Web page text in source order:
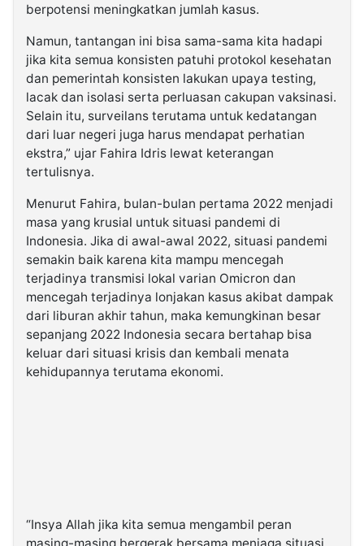
berpotensi meningkatkan jumlah kasus.
Namun, tantangan ini bisa sama-sama kita hadapi
jika kita semua konsisten patuhi protokol kesehatan
dan pemerintah konsisten lakukan upaya testing,
lacak dan isolasi serta perluasan cakupan vaksinasi.
Selain itu, surveilans terutama untuk kedatangan
dari luar negeri juga harus mendapat perhatian
ekstra,” ujar Fahira Idris lewat keterangan
tertulisnya.
Menurut Fahira, bulan-bulan pertama 2022 menjadi
masa yang krusial untuk situasi pandemi di
Indonesia. Jika di awal-awal 2022, situasi pandemi
semakin baik karena kita mampu mencegah
terjadinya transmisi lokal varian Omicron dan
mencegah terjadinya lonjakan kasus akibat dampak
dari liburan akhir tahun, maka kemungkinan besar
sepanjang 2022 Indonesia secara bertahap bisa
keluar dari situasi krisis dan kembali menata
kehidupannya terutama ekonomi.
“Insya Allah jika kita semua mengambil peran